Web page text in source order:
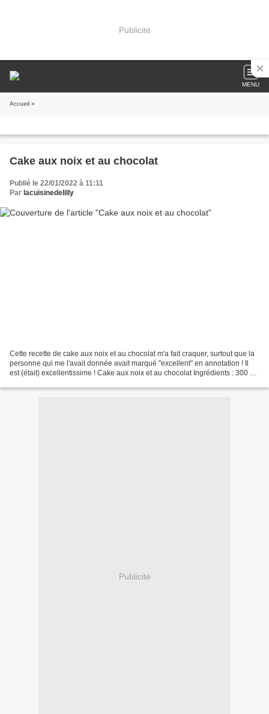
Publicité
MENU
Accueil »
Cake aux noix et au chocolat
Publié le 22/01/2022 à 11:11
Par lacuisinedelilly
Cette recette de cake aux noix et au chocolat m'a fait craquer, surtout que la
personne qui me l'avait donnée avait marqué "excellent" en annotation ! Il
est (était) excellentissime ! Cake aux noix et au chocolat Ingrédients : 300 gr
Publicité